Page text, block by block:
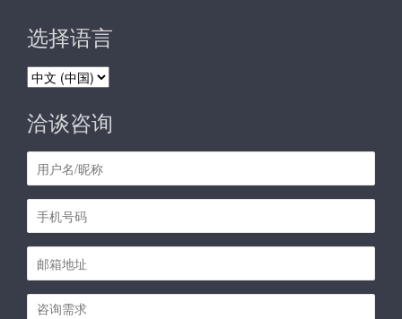
选择语言
选
语
言
洽谈咨询